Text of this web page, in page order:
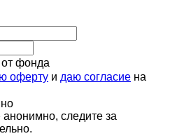
от фонда
оферту и даю согласие на
следите за